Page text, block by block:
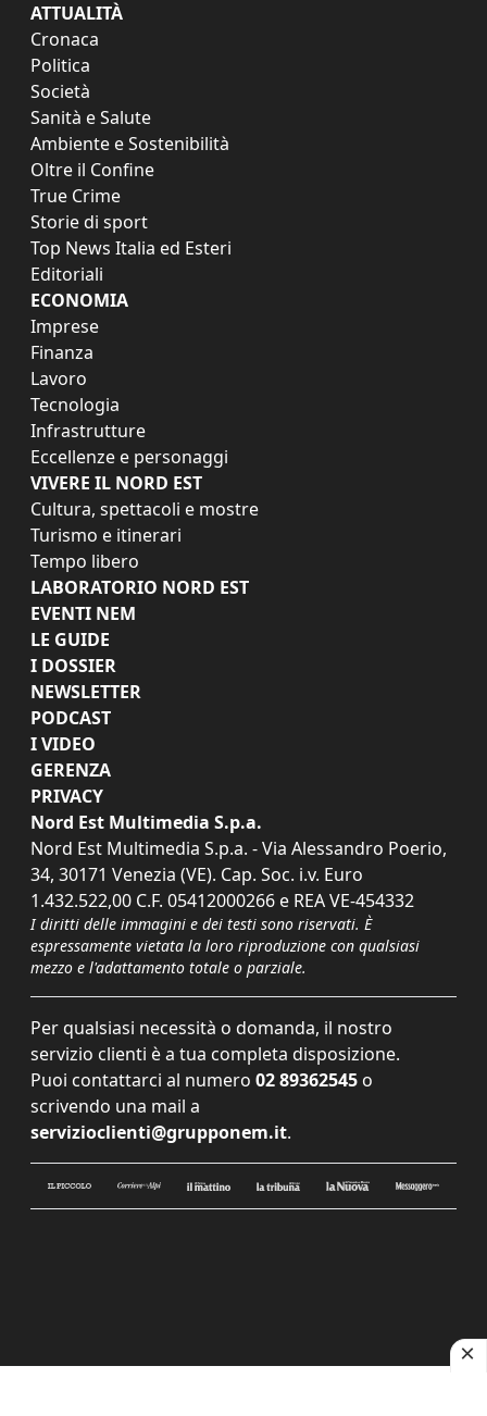
ATTUALITÀ
Cronaca
Politica
Società
Sanità e Salute
Ambiente e Sostenibilità
Oltre il Confine
True Crime
Storie di sport
Top News Italia ed Esteri
Editoriali
ECONOMIA
Imprese
Finanza
Lavoro
Tecnologia
Infrastrutture
Eccellenze e personaggi
VIVERE IL NORD EST
Cultura, spettacoli e mostre
Turismo e itinerari
Tempo libero
LABORATORIO NORD EST
EVENTI NEM
LE GUIDE
I DOSSIER
NEWSLETTER
PODCAST
I VIDEO
GERENZA
PRIVACY
Nord Est Multimedia S.p.a.
Nord Est Multimedia S.p.a. - Via Alessandro Poerio,
34, 30171 Venezia (VE). Cap. Soc. i.v. Euro
1.432.522,00 C.F. 05412000266 e REA VE-454332
I diritti delle immagini e dei testi sono riservati. È
espressamente vietata la loro riproduzione con qualsiasi
mezzo e l'adattamento totale o parziale.
Per qualsiasi necessità o domanda, il nostro
servizio clienti è a tua completa disposizione.
Puoi contattarci al numero 02 89362545 o
scrivendo una mail a
servizioclienti@grupponem.it.